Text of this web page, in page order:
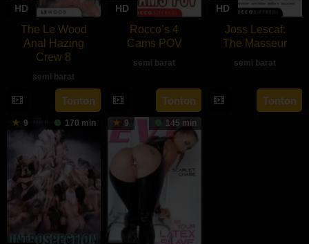
HD
The Le Wood
Anal Hazing
Crew 8
semi barat
Tonton
HD
Rocco’s 4
Cams POV
semi barat
Tonton
HD
Joss Lescaf:
The Masseur
semi barat
rebahan21
Tonton
9 170 min 9 145 min